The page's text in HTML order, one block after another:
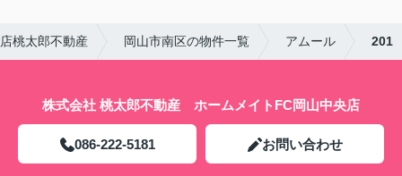
桃太郎不動産 岡山市南区の物件一覧 アムール 201
株式会社 桃太郎不動産 ホームメイトFC岡山中央店
086-222-5181 お問い合わせ